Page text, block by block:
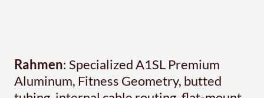
Rahmen: Specialized A1SL Premium
Aluminum, Fitness Geometry, butted